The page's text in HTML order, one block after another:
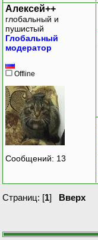
Алексей++
глобальный и
пушистый
Глобальный
модератор
Offline
Сообщений: 13
Страниц: [1] Вверх